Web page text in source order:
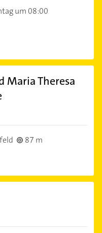
um 08:00
Maria Theresa
87 m